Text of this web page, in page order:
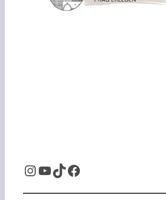
Instagram
YouTube
TikTok
Facebook